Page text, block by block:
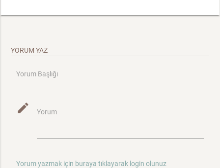
YORUM YAZ
Yorum Başlığı
mode_edit Yorum
Yorum yazmak için buraya tıklayarak login olunuz